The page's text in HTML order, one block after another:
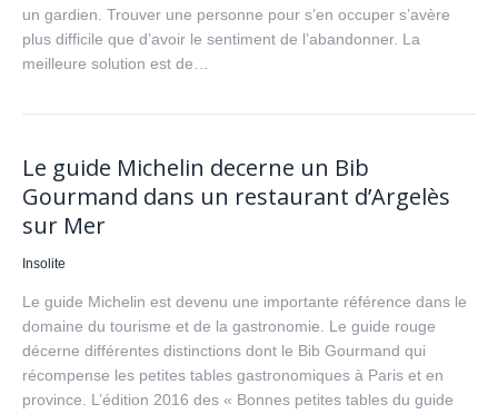
un gardien. Trouver une personne pour s’en occuper s’avère
plus difficile que d’avoir le sentiment de l’abandonner. La
meilleure solution est de…
Le guide Michelin decerne un Bib
Gourmand dans un restaurant d’Argelès
sur Mer
Insolite
Le guide Michelin est devenu une importante référence dans le
domaine du tourisme et de la gastronomie. Le guide rouge
décerne différentes distinctions dont le Bib Gourmand qui
récompense les petites tables gastronomiques à Paris et en
province. L’édition 2016 des « Bonnes petites tables du guide